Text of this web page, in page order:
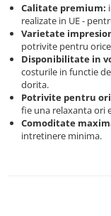
Calitate premium:
realizate in UE -
Varietate
potrivite pentru
Disponibilitate in
costurile in functie
dorita.
Potrivite pentru
fie una relaxanta ori
Comoditate
intretinere minima.